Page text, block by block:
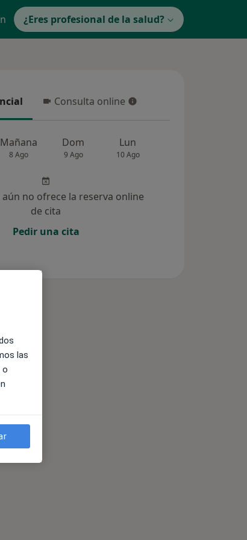
¿Eres profesional de la salud?
Consulta online
Consulta online
Mañana
8 Ago
Dom
9 Ago
Lun
10 Ago
no ofrece la reserva online
de cita
Pedir una cita
las
o